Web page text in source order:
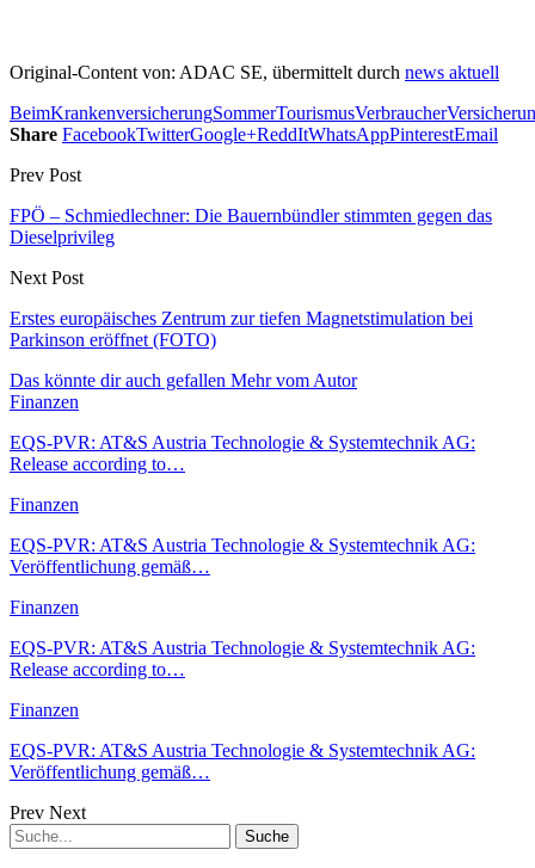
Original-Content von: ADAC SE, übermittelt durch news aktuell
BeimKrankenversicherungSommerTourismusVerbraucher
Share FacebookTwitterGoogle+ReddItWhatsAppPinterestEmail
Prev Post
FPÖ – Schmiedlechner: Die Bauernbündler stimmten gegen das
Dieselprivileg
Next Post
Erstes europäisches Zentrum zur tiefen Magnetstimulation bei
Parkinson eröffnet (FOTO)
Das könnte dir auch gefallen Mehr vom Autor
Finanzen
EQS-PVR: AT&S Austria Technologie & Systemtechnik AG:
Release according to…
Finanzen
EQS-PVR: AT&S Austria Technologie & Systemtechnik AG:
Veröffentlichung gemäß…
Finanzen
EQS-PVR: AT&S Austria Technologie & Systemtechnik AG:
Release according to…
Finanzen
EQS-PVR: AT&S Austria Technologie & Systemtechnik AG:
Veröffentlichung gemäß…
Prev Next